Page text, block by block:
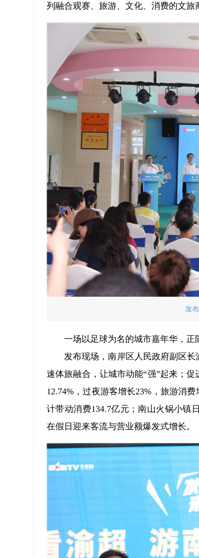
列融合观赛、旅游、文化、消费的文旅
发
一场以足球为名的城市嘉年华，正
发布现场，南岸区人民政府副区
速体旅融合，让城市动能“强”起来；
12.74%，过夜游客增长23%，旅游消
计带动消费134.7亿元；南山火锅小镇
在假日迎来客流与营业额爆发式增长。